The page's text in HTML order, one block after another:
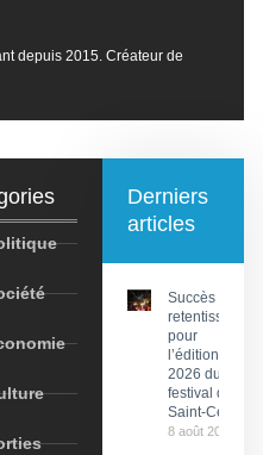
depuis 2015. Créateur de
Derniers
articles
Succès
retentissant
pour
l’édition
2026 du
festival de
Saint-Céré
8 août 2026